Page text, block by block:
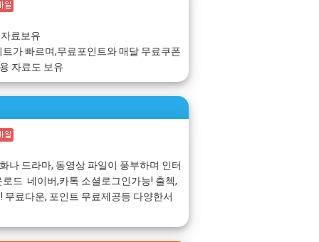
료보유
가 빠르며,무료포인트와 매달 무료쿠폰
자료도 보유
나 드라마, 동영상 파일이 풍부하며 인터
드 네이버,카톡 소셜로그인가능! 출첵,
료다운, 포인트 무료제공등 다양한서